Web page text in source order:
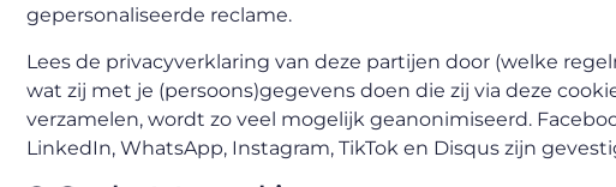
gepersonaliseerde reclame.
Lees de privacyverklaring van deze partijen door (welke
wat zij met je (persoons)gegevens doen die zij via deze
verzamelen, wordt zo veel mogelijk geanonimiseerd.
LinkedIn, WhatsApp, Instagram, TikTok en Disqus zijn